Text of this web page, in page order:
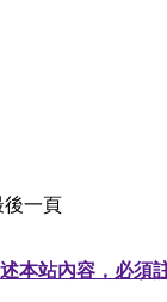
後一頁
本站內容，必須